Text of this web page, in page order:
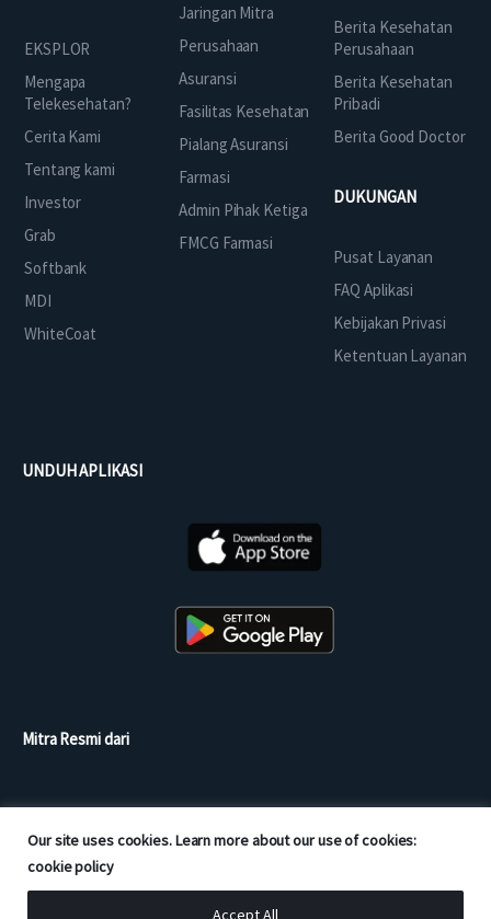
Our site uses cookies. Learn more about our use of cookies:
cookie policy
Accept All
EKSPLOR
Mengapa
Telekesehatan?
Cerita Kami
Tentang kami
Investor
Grab
Softbank
MDI
WhiteCoat
Jaringan Mitra
Perusahaan
Asuransi
Fasilitas Kesehatan
Pialang Asuransi
Farmasi
Admin Pihak Ketiga
FMCG Farmasi
Berita Kesehatan
Perusahaan
Berita Kesehatan
Pribadi
Berita Good Doctor
DUKUNGAN
Pusat Layanan
FAQ Aplikasi
Kebijakan Privasi
Ketentuan Layanan
UNDUH APLIKASI
Mitra Resmi dari